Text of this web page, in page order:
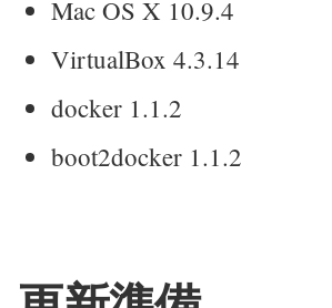
Mac OS X 10.9.4
VirtualBox 4.3.14
docker 1.1.2
boot2docker 1.1.2